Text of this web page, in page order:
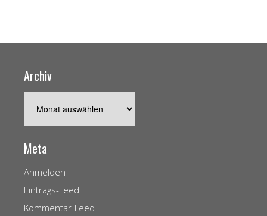
Archiv
Meta
Anmelden
Eintrags-Feed
Kommentar-Feed